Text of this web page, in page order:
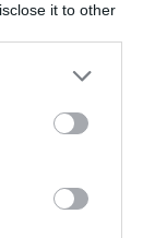
it to other
de
d'actualitat